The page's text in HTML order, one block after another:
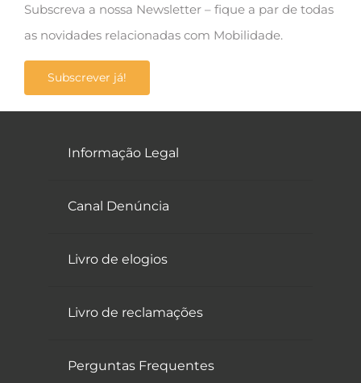
Subscreva a nossa Newsletter – fique a par de todas
as novidades relacionadas com Mobilidade.
Subscrever já!
Informação Legal
Canal Denúncia
Livro de elogios
Livro de reclamações
Perguntas Frequentes